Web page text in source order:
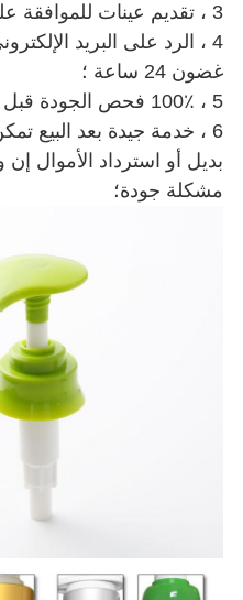
3 ، تقديم عينات للموافقة عليها قبل الإنتاج الضخم ؛
4 ، الرد على البريد
غضون 24 ساعة ؛
5 ، 100٪ فحص الجودة قبل الشحن ؛
6 ، خدمة جيدة بعد البيع
بديل أو استرداد الأموال
مشكلة جودة؛